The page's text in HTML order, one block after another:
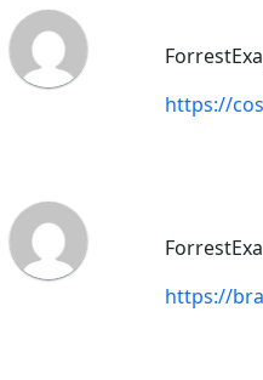
https://
https://